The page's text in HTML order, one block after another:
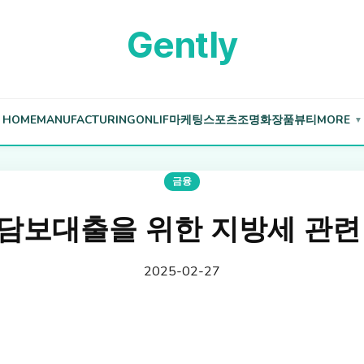
Gently
HOMEMANUFACTURINGONLIF마케팅스포츠조명화장품뷰티MORE ▼
금융
보대출을 위한 지방세 관
2025-02-27